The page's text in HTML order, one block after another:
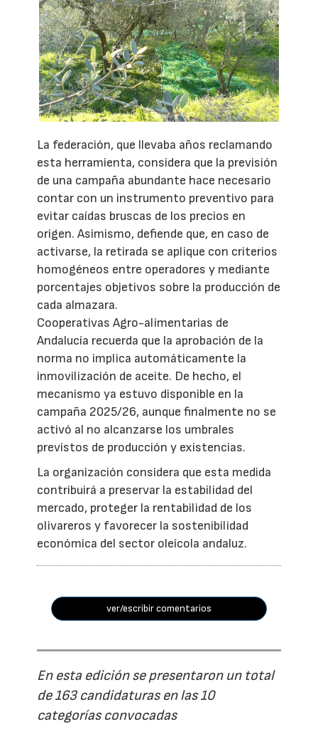
La federación, que llevaba años reclamando
esta herramienta, considera que la previsión
de una campaña abundante hace necesario
contar con un instrumento preventivo para
evitar caídas bruscas de los precios en
origen. Asimismo, defiende que, en caso de
activarse, la retirada se aplique con criterios
homogéneos entre operadores y mediante
porcentajes objetivos sobre la producción de
cada almazara.
Cooperativas Agro-alimentarias de
Andalucía recuerda que la aprobación de la
norma no implica automáticamente la
inmovilización de aceite. De hecho, el
mecanismo ya estuvo disponible en la
campaña 2025/26, aunque finalmente no se
activó al no alcanzarse los umbrales
previstos de producción y existencias.
La organización considera que esta medida
contribuirá a preservar la estabilidad del
mercado, proteger la rentabilidad de los
olivareros y favorecer la sostenibilidad
económica del sector oleícola andaluz.
ver/escribir comentarios
En esta edición se presentaron un total
de 163 candidaturas en las 10
categorías convocadas